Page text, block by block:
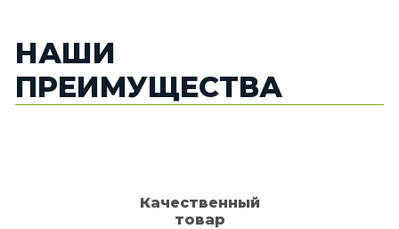
НАШИ
ПРЕИМУЩЕСТВА
Качественный
товар